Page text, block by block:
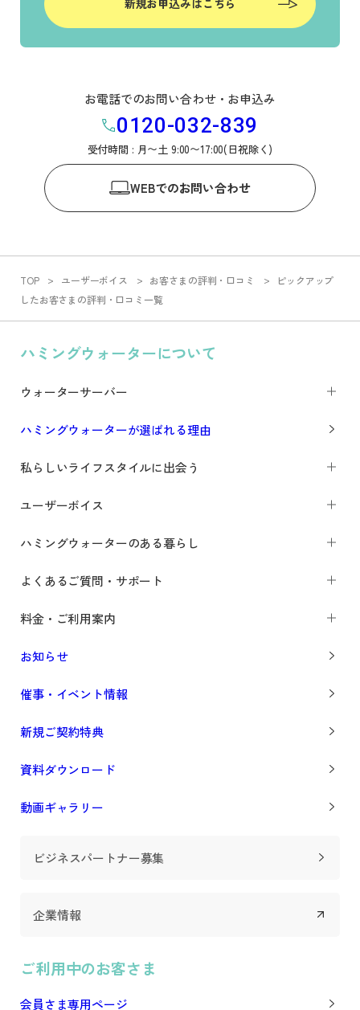
Prev
新規お申込みはこちら
お電話でのお問い合わせ・お申込み
0120-032-839
受付時間 : 月〜土 9:00〜17:00(日祝除く)
WEBでのお問い合わせ
TOP ユーザーボイス お客さまの評判・口コミ
ピックアップ
したお客さまの評判・口コミ一覧
ハミングウォーターについて
ウォーターサーバー
ハミングウォーターが選ばれる理由
私らしいライフスタイルに出会う
ユーザーボイス
ハミングウォーターのある暮らし
よくあるご質問・サポート
料金・ご利用案内
お知らせ
催事・イベント情報
新規ご契約特典
資料ダウンロード
動画ギャラリー
ビジネスパートナー募集
企業情報
ご利用中のお客さま
会員さま専用ページ